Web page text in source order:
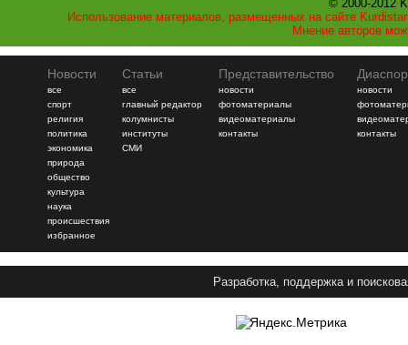
© 2000-2012
Использование материалов, размещенных на сайте
Мнение авторов
Новости
все
спорт
религия
политика
экономика
природа
общество
культура
наука
происшествия
избранное
Статьи
все
главный редактор
колумнисты
институты
СМИ
Представительство
новости
фотоматериалы
видеоматериалы
контакты
новости
контакты
Разработка, поддержка и